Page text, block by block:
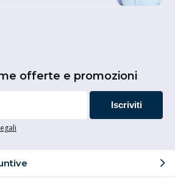
offerte e promozioni
Iscriviti